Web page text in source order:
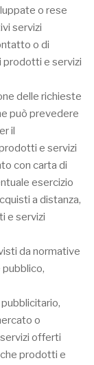
o rese
servizi
o di
prodotti e servizi
delle richieste
può prevedere
il
e servizi
con carta di
esercizio
a distanza,
e servizi
da normative
pubblico,
o
offerti
prodotti e